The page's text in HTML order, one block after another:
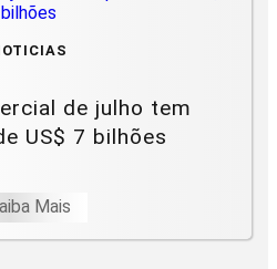
de julho tem
US$ 7 bilhões
Mais